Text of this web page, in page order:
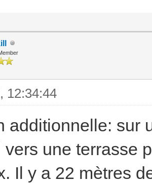
12:34:44
additionnelle: sur
vers une terrasse
Il y a 22 mètres